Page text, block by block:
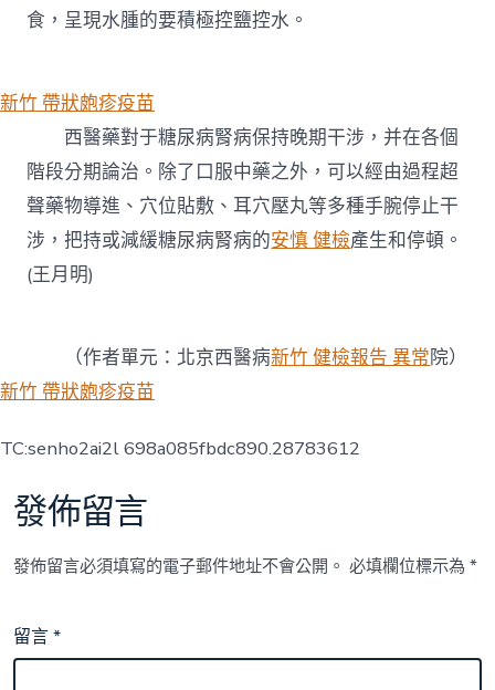
食，呈現水腫的要積極控鹽控水。
新竹 帶狀皰疹疫苗
西醫藥對于糖尿病腎病保持晚期干涉，并在各個
階段分期論治。除了口服中藥之外，可以經由過程超
聲藥物導進、穴位貼敷、耳穴壓丸等多種手腕停止干
涉，把持或減緩糖尿病腎病的安慎 健檢產生和停頓。
(王月明)
（作者單元：北京西醫病新竹 健檢報告 異常院）
新竹 帶狀皰疹疫苗
TC:senho2ai2l 698a085fbdc890.28783612
發佈留言
發佈留言必須填寫的電子郵件地址不會公開。 必填欄位標示為*
留言*